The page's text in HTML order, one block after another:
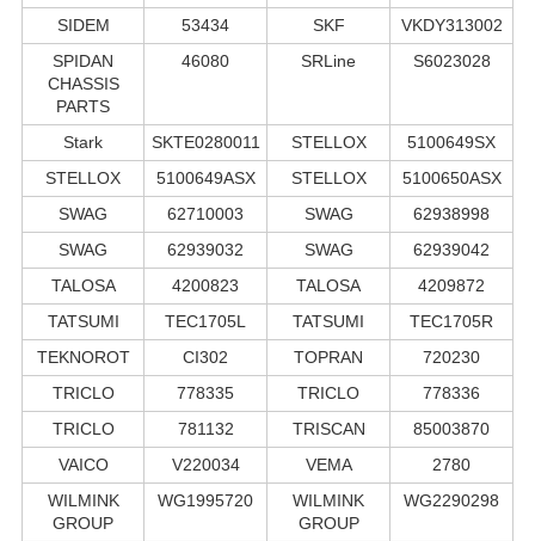
SIDEM 53434 SKF
VKDY313002
SPIDAN
CHASSIS
PARTS
46080 SRLine S6023028
Stark SKTE0280011 STELLOX
5100649SX
STELLOX
5100649ASX STELLOX
5100650ASX
SWAG
62710003 SWAG
62938998
SWAG
62939032 SWAG
62939042
TALOSA
4200823 TALOSA
4209872
TATSUMI
TEC1705L TATSUMI
TEC1705R
TEKNOROT
CI302 TOPRAN
720230
TRICLO
778335 TRICLO
778336
TRICLO
781132 TRISCAN
85003870
VAICO
V220034 VEMA
2780
WILMINK
GROUP
WG1995720
WILMINK
GROUP
WG2290298